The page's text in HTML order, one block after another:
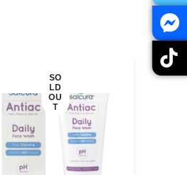
SO
LD
OU
T